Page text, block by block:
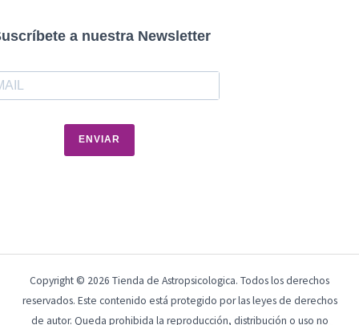
a nuestra Newsletter
ENVIAR
Copyright © 2026 Tienda de Astropsicologica. Todos los derechos
reservados. Este contenido está protegido por las leyes de derechos
de autor. Queda prohibida la reproducción, distribución o uso no